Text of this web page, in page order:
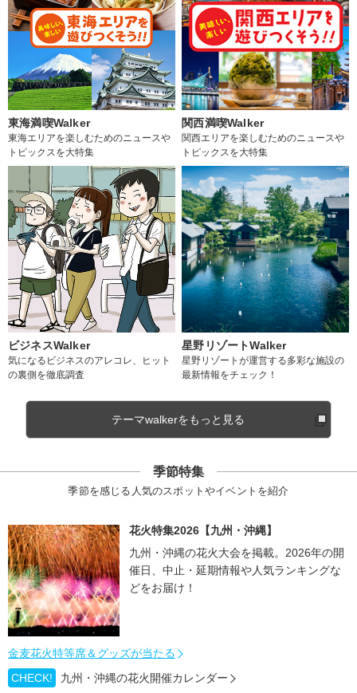
東海満喫Walker
東海エリアを楽しむためのニュースや
トピックスを大特集
関西満喫Walker
関西エリアを楽しむためのニュースや
トピックスを大特集
ビジネスWalker
気になるビジネスのアレコレ、ヒット
の裏側を徹底調査
星野リゾートWalker
星野リゾートが運営する多彩な施設の
最新情報をチェック！
テーマwalkerをもっと見る
季節特集
季節を感じる人気のスポットやイベントを紹介
花火特集2026【九州・沖縄】
九州・沖縄の花火大会を掲載。2026年の開
催日、中止・延期情報や人気ランキングな
どをお届け！
金麦花火特等席＆グッズが当たる
CHECK!
九州・沖縄の花火開催カレンダー